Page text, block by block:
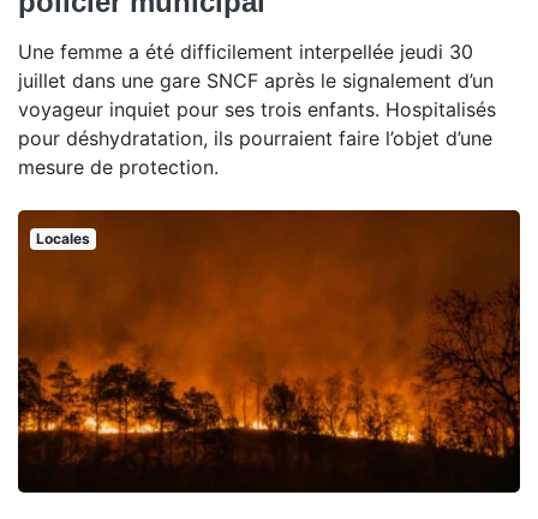
Une femme a été difficilement interpellée jeudi 30
juillet dans une gare SNCF après le signalement d’un
voyageur inquiet pour ses trois enfants. Hospitalisés
pour déshydratation, ils pourraient faire l’objet d’une
mesure de protection.
Locales